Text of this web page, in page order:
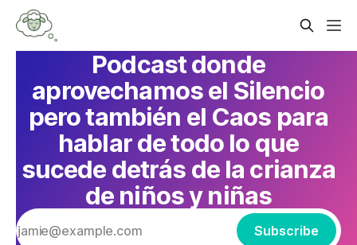
Podcast donde
aprovechamos el Silencio
pero también el Caos para
hablar de todo lo que
sucede detrás de la crianza
de niños y niñas
Subscribe